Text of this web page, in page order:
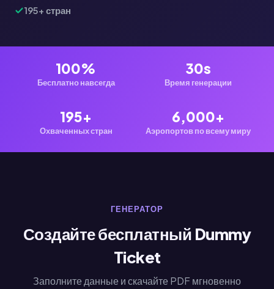
195+ стран
100%
Бесплатно навсегда
30s
Время генерации
195+
Охваченных стран
6,000+
Аэропортов по всему миру
ГЕНЕРАТОР
Создайте бесплатный Dummy
Ticket
Заполните данные и скачайте PDF мгновенно